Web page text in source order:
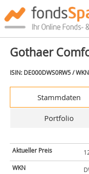
Gothaer
ISIN: DE000DWS0RW5 /
Stammdaten
Portfolio
Aktueller Preis
WKN